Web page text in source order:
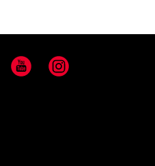
YouTube Instagram